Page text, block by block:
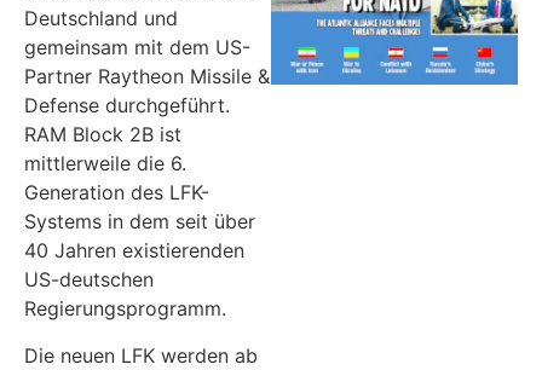
Deutschland und
gemeinsam mit dem US-
Partner Raytheon Missile &
Defense durchgeführt.
RAM Block 2B ist
mittlerweile die 6.
Generation des LFK-
Systems in dem seit über
40 Jahren existierenden
US-deutschen
Regierungsprogramm.
Die neuen LFK werden ab